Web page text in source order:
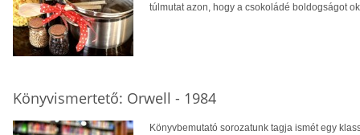
túlmutat azon, hogy a csokoládé boldogságot
Könyvismertető: Orwell - 1984
Könyvbemutató sorozatunk tagja ismét egy